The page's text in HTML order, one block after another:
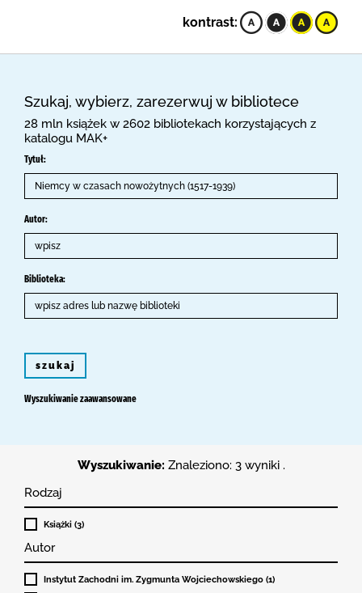
kontrast:
Szukaj, wybierz, zarezerwuj w bibliotece
28 mln książek w 2602 bibliotekach korzystających z
katalogu MAK+
Tytuł:
Autor:
Biblioteka:
szukaj
Wyszukiwanie zaawansowane
Wyszukiwanie: Znaleziono: 3 wyniki .
Rodzaj
Książki (3)
Autor
Instytut Zachodni im. Zygmunta Wojciechowskiego (1)